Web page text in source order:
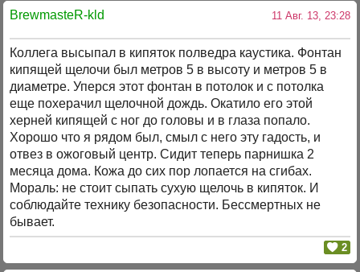
BrewmasteR-kld 11 Авг. 13, 23:28
Коллега высыпал в кипяток полведра каустика. Фонтан
кипящей щелочи был метров 5 в высоту и метров 5 в
диаметре. Уперся этот фонтан в потолок и с потолка
еще похерачил щелочной дождь. Окатило его этой
херней кипящей с ног до головы и в глаза попало.
Хорошо что я рядом был, смыл с него эту гадость, и
отвез в ожоговый центр. Сидит теперь парнишка 2
месяца дома. Кожа до сих пор лопается на сгибах.
Мораль: не стоит сыпать сухую щелочь в кипяток. И
соблюдайте технику безопасности. Бессмертных не
бывает.
2